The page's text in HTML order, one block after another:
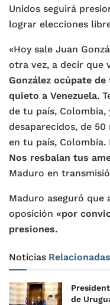
Unidos seguirá
lograr elecciones
«Hoy sale Juan
otra vez, a decir que
González ocúpate
quieto a Venezuela.
de tu país, Colombia,
desaparecidos, de
en tu país, Colombia.
Nos resbalan tus
Maduro en
Maduro aseguró que
oposición «por
presiones.
Noticias Relacionadas
de